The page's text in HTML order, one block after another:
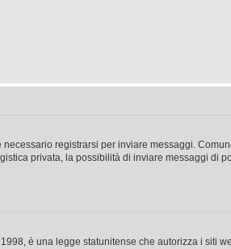
registrarsi per inviare messaggi.
privata, la possibilità di inviare messaggi di
è una legge statunitense che autorizza i siti